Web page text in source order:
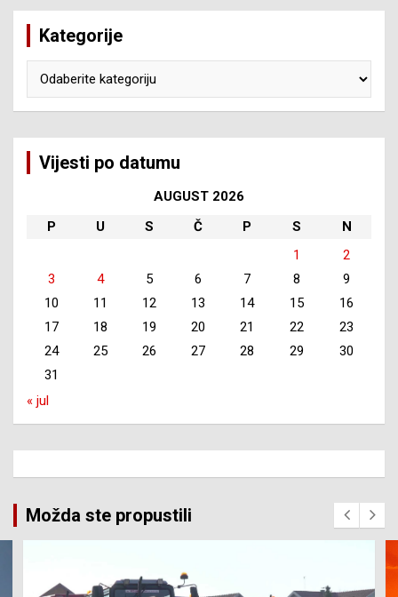
Kategorije
Vijesti po datumu
AUGUST 2026
P
U S Č P S
N
1
2
3
4 5 6 7 8
9
10
11 12 13 14 15
16
17
18 19 20 21 22
23
24
25 26 27 28 29
30
31
« jul
Možda ste propustili